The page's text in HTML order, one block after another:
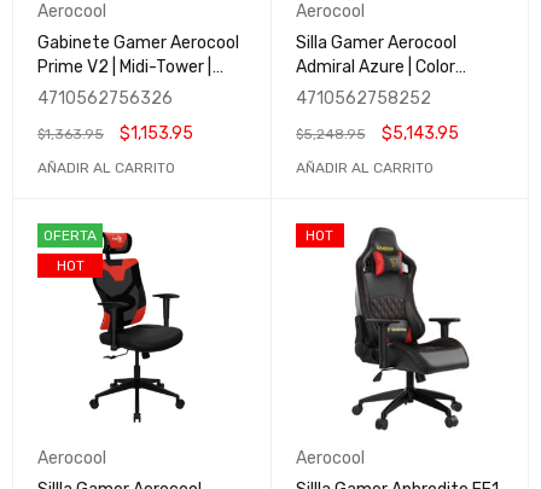
Aerocool
Gabinete Gamer Aerocool
Prime V2 | Midi-Tower |
ATX/Micro-ATX/Mini-ITX |
Instalado | Negro
4710562756326
$1,363.95 $1,153.95
AÑADIR AL CARRITO
Aerocool
Silla Gamer Aerocool
Admiral Azure | Color
Negro | Nivel Gamer
4710562758252
$5,248.95 $5,143.95
AÑADIR AL CARRITO
OFERTA
HOT
Aerocool
HOT
Aerocool